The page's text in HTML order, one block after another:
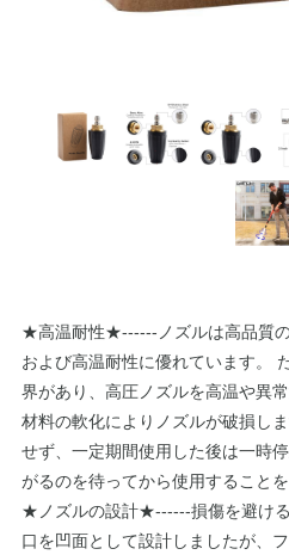
★高温耐性★------ノズルは高品質
および高温耐性に優れています。
界があり、高圧ノズルを高温や異
材料の軟化によりノズルが破損し
せず、一定期間使用した後は一時
がるのを待ってから使用することを
★ノズルの設計★------損傷を避け
口を凹面として設計しましたが、